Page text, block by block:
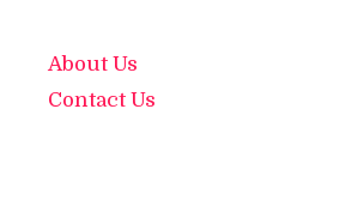
About Us
Contact Us